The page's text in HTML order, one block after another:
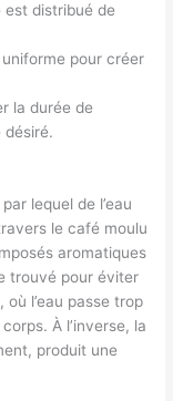
est distribué de
pour créer
la durée de
désiré.
lequel de l’eau
le café moulu
aromatiques
trouvé pour éviter
, où l’eau passe trop
À l’inverse, la
produit une